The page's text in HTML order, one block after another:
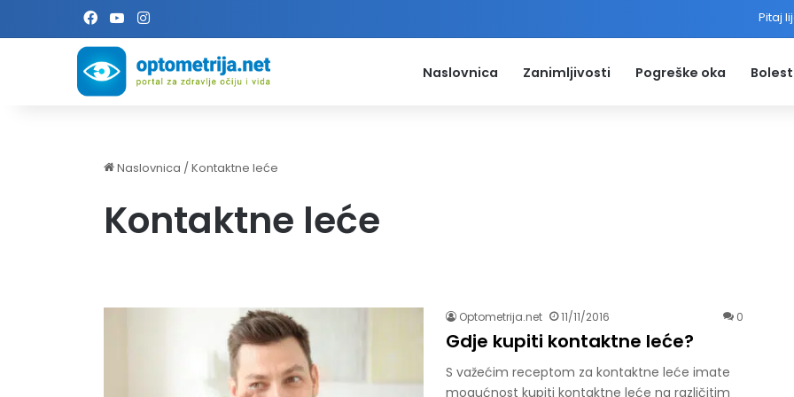
Facebook
YouTube Pitaj
Naslovnica Zanimljivosti Pogreške oka
Naslovnica /Kontaktne leće
Kontaktne leće
Optometrija.net 11/11/2016 0
Gdje kupiti kontaktne leće?
S važećim receptom za kontaktne leće imate
mogućnost kupiti kontaktne leće na različitim